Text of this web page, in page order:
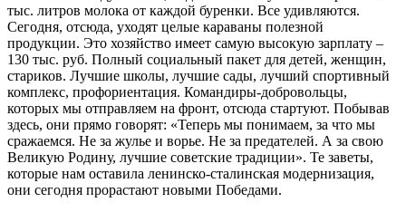
тыс. литров молока от каждой буренки. Все удивляются.
Сегодня, отсюда, уходят целые караваны полезной
продукции. Это хозяйство имеет самую высокую зарплату –
130 тыс. руб. Полный социальный пакет для детей, женщин,
стариков. Лучшие школы, лучшие сады, лучший спортивный
комплекс, профориентация. Командиры-добровольцы,
которых мы отправляем на фронт, отсюда стартуют. Побывав
здесь, они прямо говорят: «Теперь мы понимаем, за что мы
сражаемся. Не за жулье и ворье. Не за предателей. А за свою
Великую Родину, лучшие советские традиции». Те заветы,
которые нам оставила ленинско-сталинская модернизация,
они сегодня прорастают новыми Победами.